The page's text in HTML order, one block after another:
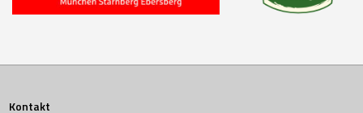
Kontakt